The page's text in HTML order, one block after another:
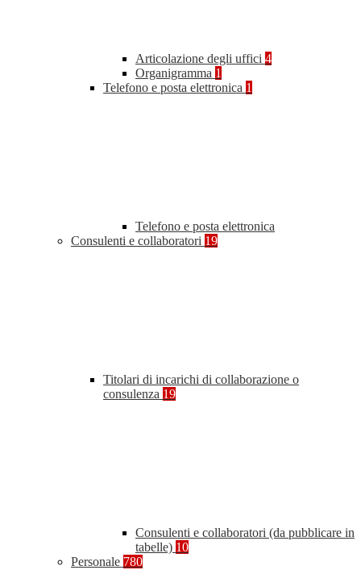
Articolazione degli uffici 4
Organigramma 1
Telefono e posta elettronica 1
Telefono e posta elettronica
Consulenti e collaboratori 19
Titolari di incarichi di collaborazione o
consulenza 19
Consulenti e collaboratori (da pubblicare in
tabelle) 10
Personale 780